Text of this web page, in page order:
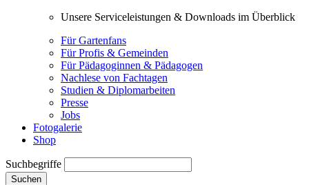
Unsere Serviceleistungen & Downloads im Überblick
Für Gartenfans
Für Profis & Gemeinden
Für Pädagoginnen & Pädagogen
Nachlese von Fachtagen
Studien & Diplomarbeiten
Presse
Jobs
Fotogalerie
Shop
Suchbegriffe
Suchen